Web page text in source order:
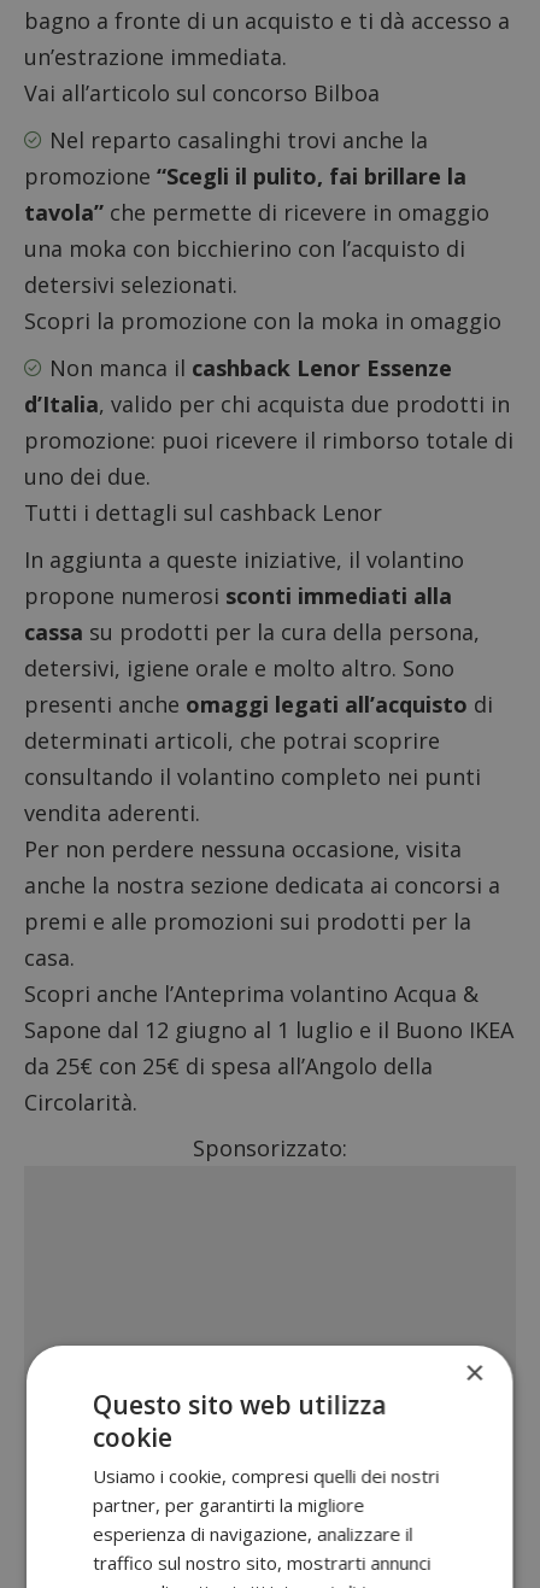
bagno a fronte di un acquisto e ti dà accesso a
un’estrazione immediata.
Vai all’articolo sul concorso Bilboa
Nel reparto casalinghi trovi anche la
promozione “Scegli il pulito, fai brillare la
tavola” che permette di ricevere in omaggio
una moka con bicchierino con l’acquisto di
detersivi selezionati.
Scopri la promozione con la moka in omaggio
Non manca il cashback Lenor Essenze
d’Italia, valido per chi acquista due prodotti in
promozione: puoi ricevere il rimborso totale di
uno dei due.
Tutti i dettagli sul cashback Lenor
In aggiunta a queste iniziative, il volantino
propone numerosi sconti immediati alla
cassa su prodotti per la cura della persona,
detersivi, igiene orale e molto altro. Sono
presenti anche omaggi legati all’acquisto di
determinati articoli, che potrai scoprire
consultando il volantino completo nei punti
vendita aderenti.
Per non perdere nessuna occasione, visita
anche la nostra sezione dedicata ai concorsi a
premi e alle promozioni sui prodotti per la
casa.
Scopri anche l’Anteprima volantino Acqua &
Sapone dal 12 giugno al 1 luglio e il Buono IKEA
da 25€ con 25€ di spesa all’Angolo della
Circolarità.
Sponsorizzato:
×
Questo sito web utilizza
cookie
Usiamo i cookie, compresi quelli dei nostri
partner, per garantirti la migliore
esperienza di navigazione, analizzare il
traffico sul nostro sito, mostrarti annunci